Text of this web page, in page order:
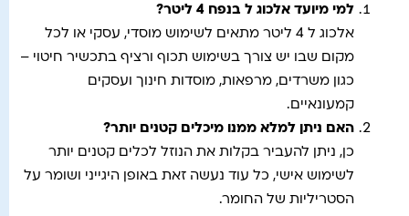
למי מיועד אלכוג ל בנפח 4 ליטר
?
אלכוג ל 4 ליטר מתאים לשימוש מוסדי, עסקי או לכל
מקום שבו יש צורך בשימוש תכוף ורציף בתכשיר חיטוי –
כגון משרדים, מרפאות, מוסדות חינוך ועסקים
קמעונאיים.
האם ניתן למלא ממנו מיכלים קטנים יותר?
כן, ניתן להעביר בקלות את הנוזל לכלים קטנים יותר
לשימוש אישי, כל עוד נעשה זאת באופן היגייני ושומר על
הסטריליות של החומר.